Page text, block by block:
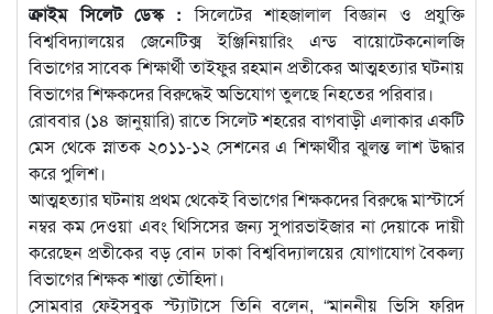
ক্রাইম সিলেট ডেস্ক : সিলেটের শাহজালাল বিজ্ঞান ও প্রযুক্তি
বিশ্ববিদ্যালয়ের জেনেটিক্স ইঞ্জিনিয়ারিং এন্ড বায়োটেকনোলজি
বিভাগের সাবেক শিক্ষার্থী তাইফুর রহমান প্রতীকের আত্মহত্যার ঘটনায়
বিভাগের শিক্ষকদের বিরুদ্ধেই অভিযোগ তুলছে নিহতের পরিবার।
রোববার (১৪ জানুয়ারি) রাতে সিলেট শহরের বাগবাড়ী এলাকার একটি
মেস থেকে স্নাতক ২০১১-১২ সেশনের এ শিক্ষার্থীর ঝুলন্ত লাশ উদ্ধার
করে পুলিশ।
আত্মহত্যার ঘটনায় প্রথম থেকেই বিভাগের শিক্ষকদের বিরুদ্ধে মাস্টার্সে
নম্বর কম দেওয়া এবং থিসিসের জন্য সুপারভাইজার না দেয়াকে দায়ী
করেছেন প্রতীকের বড় বোন ঢাকা বিশ্ববিদ্যালয়ের যোগাযোগ বৈকল্য
বিভাগের শিক্ষক শান্তা তৌহিদা।
সোমবার ফেইসবুক স্ট্যাটাসে তিনি বলেন, “মাননীয় ভিসি ফরিদ